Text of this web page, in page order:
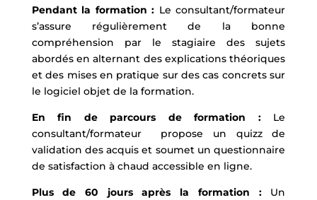
Pendant la formation : Le consultant/formateur
s’assure régulièrement de la bonne
compréhension par le stagiaire des sujets
abordés en alternant des explications théoriques
et des mises en pratique sur des cas concrets sur
le logiciel objet de la formation.
En fin de parcours de formation :Le
consultant/formateur propose un quizz de
validation des acquis et soumet un questionnaire
de satisfaction à chaud accessible en ligne.
Plus de 60 jours après la formation :Un